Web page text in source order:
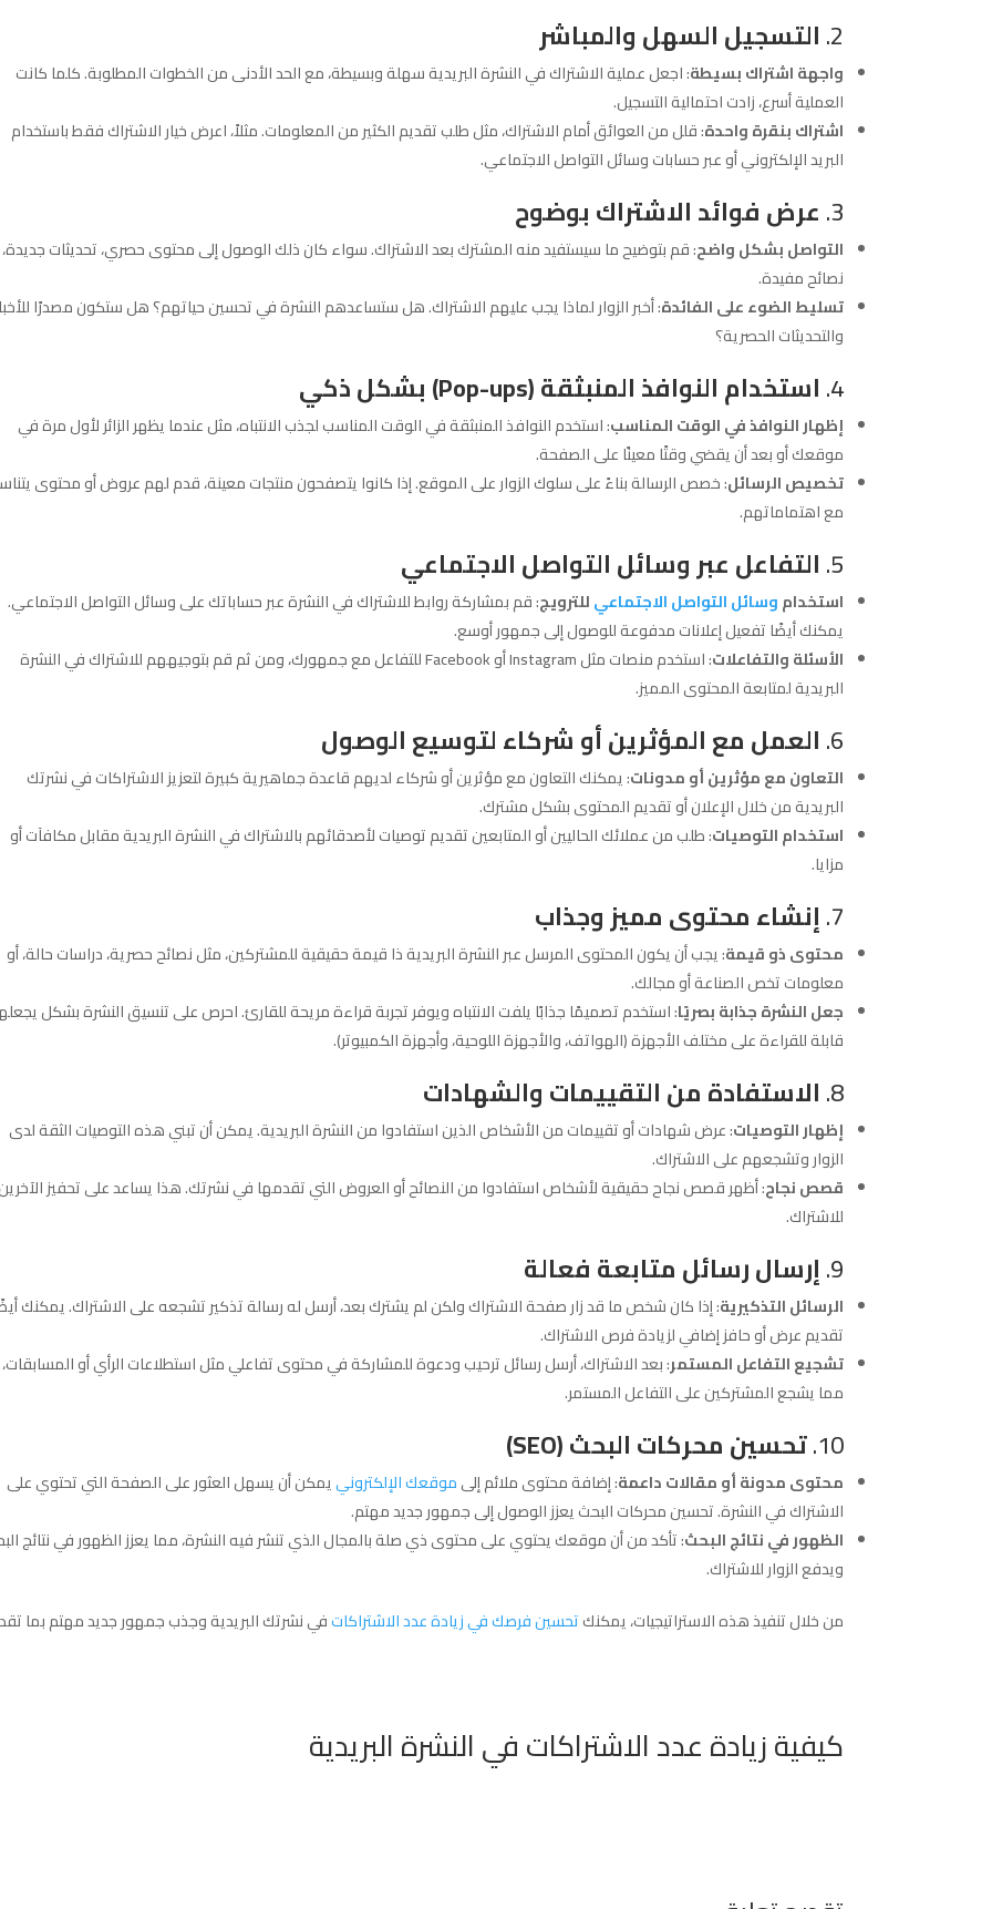
2. التسجيل السهل والمباشر
واجهة اشتراك بسيطة: اجعل عملية الاشتراك في النشرة البريدية سهلة وبسيطة، مع الحد الأدنى من الخطوات المطلوبة. كلما كانت
العملية أسرع، زادت احتمالية التسجيل.
اشتراك بنقرة واحدة: قلل من العوائق أمام الاشتراك، مثل طلب تقديم الكثير من المعلومات. مثلاً، اعرض خيار الاشتراك فقط باستخدام
البريد الإلكتروني أو عبر حسابات وسائل التواصل الاجتماعي.
3. عرض فوائد الاشتراك بوضوح
التواصل بشكل واضح: قم بتوضيح ما سيستفيد منه المشترك بعد الاشتراك. سواء كان ذلك الوصول إلى محتوى حصري، تحديثات جديدة،
نصائح مفيدة.
تسليط الضوء على الفائدة: أخبر الزوار لماذا يجب عليهم الاشتراك. هل ستساعدهم النشرة في تحسين حياتهم؟ هل ستكون مصدرًا
والتحديثات الحصرية؟
4. استخدام النوافذ المنبثقة (Pop-ups) بشكل ذكي
إظهار النوافذ في الوقت المناسب: استخدم النوافذ المنبثقة في الوقت المناسب لجذب الانتباه، مثل عندما يظهر الزائر لأول مرة في
موقعك أو بعد أن يقضي وقتًا معينًا على الصفحة.
تخصيص الرسائل: خصص الرسالة بناءً على سلوك الزوار على الموقع. إذا كانوا يتصفحون منتجات معينة، قدم لهم عروض أو محتوى
مع اهتماماتهم.
5. التفاعل عبر وسائل التواصل الاجتماعي
استخداموسائل التواصل الاجتماعيللترويج: قم بمشاركة روابط للاشتراك في النشرة عبر حساباتك على وسائل التواصل الاجتماعي.
يمكنك أيضًا تفعيل إعلانات مدفوعة للوصول إلى جمهور أوسع.
الأسئلة والتفاعلات
: استخدم منصات مثل Instagram أو Facebook للتفاعل مع جمهورك، ومن ثم قم بتوجيههم للاشتراك في النشرة
البريدية لمتابعة المحتوى المميز.
6. العمل مع المؤثرين أو شركاء لتوسيع الوصول
التعاون مع مؤثرين أو مدونات: يمكنك التعاون مع مؤثرين أو شركاء لديهم قاعدة جماهيرية كبيرة لتعزيز الاشتراكات في نشرتك
البريدية من خلال الإعلان أو تقديم المحتوى بشكل مشترك.
استخدام التوصيات: طلب من عملائك الحاليين أو المتابعين تقديم توصيات لأصدقائهم بالاشتراك في النشرة البريدية مقابل مكافآت أو
مزايا.
7. إنشاء محتوى مميز وجذاب
محتوى ذو قيمة: يجب أن يكون المحتوى المرسل عبر النشرة البريدية ذا قيمة حقيقية للمشتركين، مثل نصائح حصرية، دراسات حالة، أو
معلومات تخص الصناعة أو مجالك.
جعل النشرة جذابة بصريًا: استخدم تصميمًا جذابًا يلفت الانتباه ويوفر تجربة قراءة مريحة للقارئ. احرص على تنسيق النشرة بشكل
قابلة للقراءة على مختلف الأجهزة (الهواتف، والأجهزة اللوحية، وأجهزة الكمبيوتر).
8. الاستفادة من التقييمات والشهادات
إظهار التوصيات: عرض شهادات أو تقييمات من الأشخاص الذين استفادوا من النشرة البريدية. يمكن أن تبني هذه التوصيات الثقة لدى
الزوار وتشجعهم على الاشتراك.
قصص نجاح: أظهر قصص نجاح حقيقية لأشخاص استفادوا من النصائح أو العروض التي تقدمها في نشرتك. هذا يساعد على تحفيز
للاشتراك.
9. إرسال رسائل متابعة فعالة
الرسائل التذكيرية: إذا كان شخص ما قد زار صفحة الاشتراك ولكن لم يشترك بعد، أرسل له رسالة تذكير تشجعه على الاشتراك. يمكنك
تقديم عرض أو حافز إضافي لزيادة فرص الاشتراك.
تشجيع التفاعل المستمر: بعد الاشتراك، أرسل رسائل ترحيب ودعوة للمشاركة في محتوى تفاعلي مثل استطلاعات الرأي أو المسابقات،
مما يشجع المشتركين على التفاعل المستمر.
10. تحسين محركات البحث (SEO)
محتوى مدونة أو مقالات داعمة: إضافة محتوى ملائم إلىموقعك الإلكترونييمكن أن يسهل العثور على الصفحة التي تحتوي على
الاشتراك في النشرة. تحسين محركات البحث يعزز الوصول إلى جمهور جديد مهتم.
الظهور في نتائج البحث: تأكد من أن موقعك يحتوي على محتوى ذي صلة بالمجال الذي تنشر فيه النشرة، مما يعزز الظهور في نتائج
ويدفع الزوار للاشتراك.
من خلال تنفيذ هذه الاستراتيجيات، يمكنكتحسين فرصك في زيادة عدد الاشتراكاتفي نشرتك البريدية وجذب جمهور جديد مهتم بما
كيفية زيادة عدد الاشتراكات في النشرة البريدية